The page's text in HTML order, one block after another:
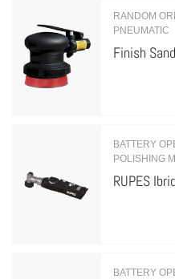
RANDOM
PNEUMATIC
Finish
BATTERY
POLISHING
RUPES
BATTERY